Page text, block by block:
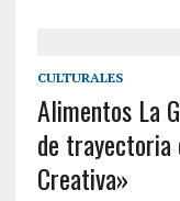
CULTURALES
Alimentos La
de trayectoria
Creativa»